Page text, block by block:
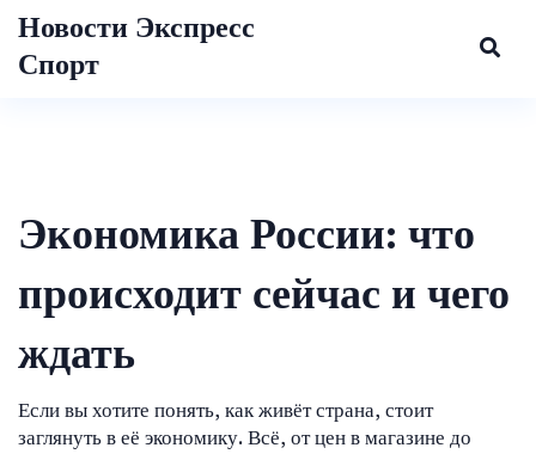
Новости Экспресс
Спорт
Экономика России: что
происходит сейчас и чего
ждать
Если вы хотите понять, как живёт страна, стоит
заглянуть в её экономику. Всё, от цен в магазине до